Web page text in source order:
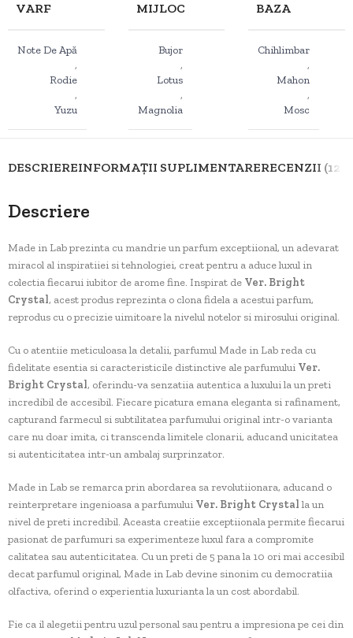
VARF
Note De Apă
,
Rodie
,
Yuzu
MIJLOC
Bujor
,
Lotus
,
Magnolia
BAZA
Chihlimbar
,
Mahon
,
Mosc
DESCRIEREINFORMAȚII SUPLIMENTARERECENZII (12)
Descriere
Made in Lab prezinta cu mandrie un parfum exceptiional, un adevarat
miracol al inspiratiiei si tehnologiei, creat pentru a aduce luxul in
colectia fiecarui iubitor de arome fine. Inspirat de Ver. Bright
Crystal, acest produs reprezinta o clona fidela a acestui parfum,
reprodus cu o precizie uimitoare la nivelul notelor si mirosului original.
Cu o atentiie meticuloasa la detalii, parfumul Made in Lab reda cu
fidelitate esentia si caracteristicile distinctive ale parfumului Ver.
Bright Crystal, oferindu-va senzatiia autentica a luxului la un preti
incredibil de accesibil. Fiecare picatura emana eleganta si rafinament,
capturand farmecul si subtilitatea parfumului original intr-o varianta
care nu doar imita, ci transcenda limitele clonarii, aducand unicitatea
si autenticitatea intr-un ambalaj surprinzator.
Made in Lab se remarca prin abordarea sa revolutiionara, aducand o
reinterpretare ingenioasa a parfumului Ver. Bright Crystal la un
nivel de preti incredibil. Aceasta creatiie exceptiionala permite fiecarui
pasionat de parfumuri sa experimenteze luxul fara a compromite
calitatea sau autenticitatea. Cu un preti de 5 pana la 10 ori mai accesibil
decat parfumul original, Made in Lab devine sinonim cu democratiia
olfactiva, oferind o experientia luxurianta la un cost abordabil.
Fie ca il alegetii pentru uzul personal sau pentru a impresiona pe cei din